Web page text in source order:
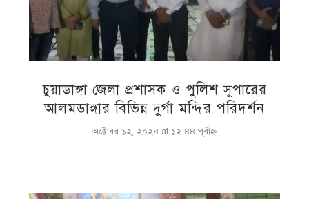
চুয়াডাঙ্গা জেলা প্রশাসক ও পুলিশ সুপারের
আলমডাঙ্গার বিভিন্ন দুর্গা মন্দির পরিদর্শন
অক্টোবর ১২, ২০২৪ at ১২:৪৪ পূর্বাহ্ণ